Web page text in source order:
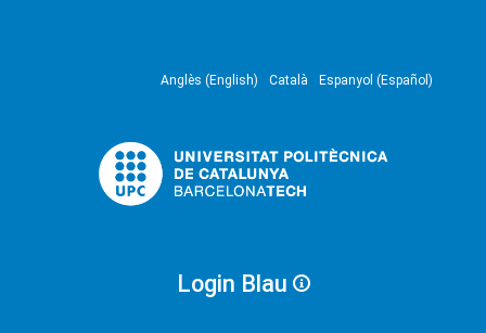
Anglès (English) Català Espanyol (Español)
Login Blau